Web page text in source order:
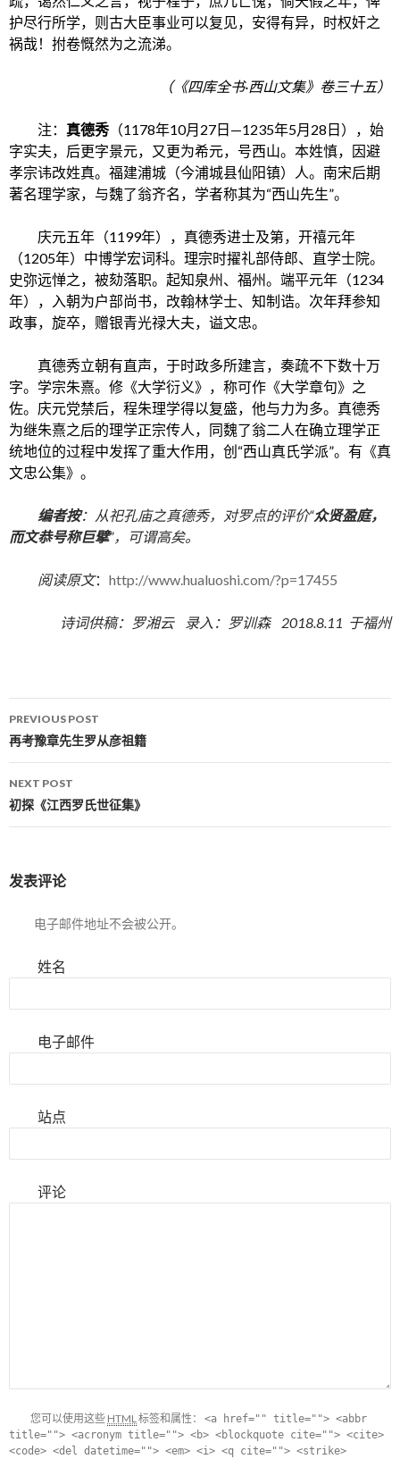
护尽行所学，则古大臣事业可以复见，安得有异，时权奸之
祸哉！拊卷慨然为之流涕。
（《四库全书·西山文集》卷三十五）
注： 真德秀 （1178年10月27日—1235年5月28日），始
字实夫，后更字景元，又更为希元，号西山。 本姓慎，因避
孝宗讳改姓真。福建浦城（今浦城县仙阳镇）人。南宋后期
著名理学家，与魏了翁齐名，学者称其为“西山先生”。
庆元五年（1199年），真德秀进士及第， 开禧元年
（1205年）中博学宏词科。理宗时擢礼部侍郎、直学士院。
史弥远惮之，被劾落职。起知泉州、福州。 端平元年（1234
年），入朝为户部尚书，改翰林学士、知制诰。次年拜参知
政事，旋卒，赠银青光禄大夫，谥文忠。
真德秀立朝有直声，于时政多所建言，奏疏不下数十万
字。学宗朱熹。修《大学衍义》，称可作《大学章句》之
佐。庆元党禁后，程朱理学得以复盛，他与力为多。真德秀
为继朱熹之后的理学正宗传人，同魏了翁二人在确立理学正
统地位的过程中发挥了重大作用，创“西山真氏学派”。有《真
文忠公集》。
编者按：从祀孔庙之真德秀，对罗点的评价“众贤盈庭，
而文恭号称巨擘”，可谓高矣。
阅读原文： http://www.hualuoshi.com/?p=17455
诗词供稿：罗湘云 录入：罗训森 2018.8.11 于福州
Post navigation
PREVIOUS POST
再考豫章先生罗从彦祖籍
NEXT POST
初探《江西罗氏世征集》
发表评论
电子邮件地址不会被公开。
姓名
电子邮件
站点
评论
您可以使用这些 HTML标签和属性： <a href="" title=""> <abbr
title=""> <acronym title=""> <b> <blockquote cite=""> <cite>
<code> <del datetime=""> <em> <i> <q cite=""> <strike>